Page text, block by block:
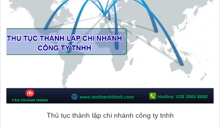
Thủ tục thành lập chi nhánh công ty tnhh